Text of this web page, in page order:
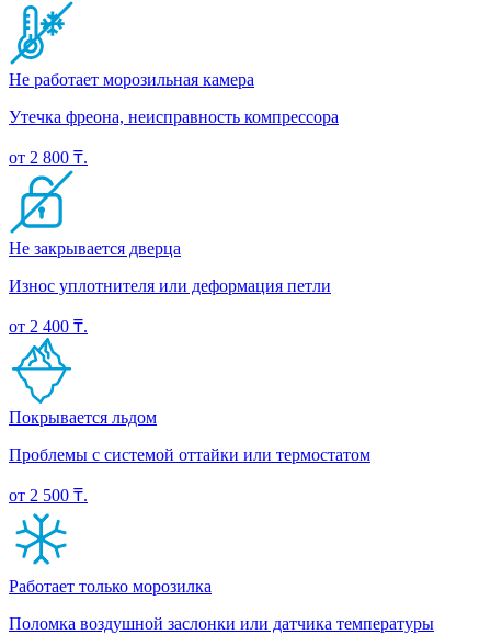
Не работает морозильная камера
Утечка фреона, неисправность компрессора
от 2 800 ₸.
Не закрывается дверца
Износ уплотнителя или деформация петли
от 2 400 ₸.
Покрывается льдом
Проблемы с системой оттайки или термостатом
от 2 500 ₸.
Работает только морозилка
Поломка воздушной заслонки или датчика температуры